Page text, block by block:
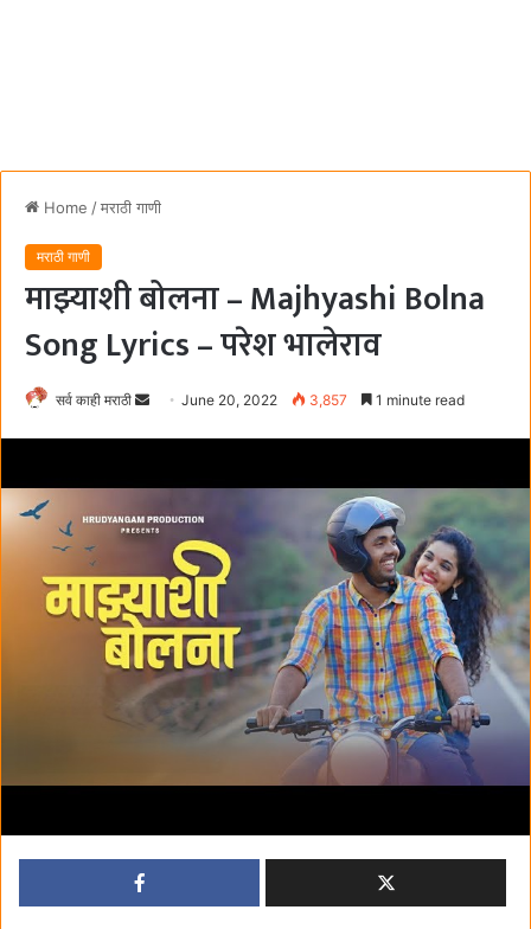
Home /मराठी गाणी
मराठी गाणी
माझ्याशी बोलना – Majhyashi Bolna
Song Lyrics – परेश भालेराव
सर्व काही मराठी
d
a
a
l
June 20, 2022 3,857 1 minute read